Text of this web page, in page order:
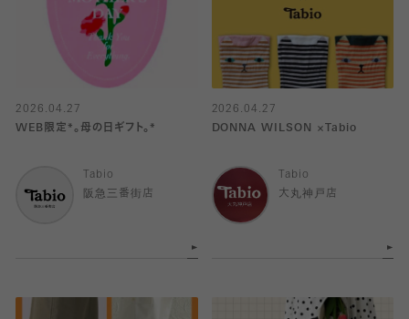
2026.04.27
WEB限定*。母の日ギフト。*
Tabio
阪急三番街店
2026.04.27
DONNA WILSON ×Tabio
Tabio
大丸神戸店